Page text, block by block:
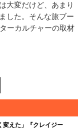
大変だけど、あまり
した。そんな旅ブー
ーカルチャーの取材
変えた」『クレイジー